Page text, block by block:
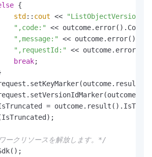
{
std:: cout <<
"ListObjectVersions
",code:"
<<
",message:"
<<
",requestId:"
<<
break;
=
ークリソースを解放します。*/